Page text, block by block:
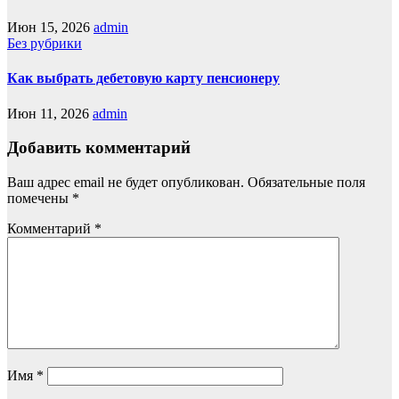
Июн 15, 2026 admin
Без рубрики
Как выбрать дебетовую карту пенсионеру
Июн 11, 2026 admin
Добавить комментарий
Ваш адрес email не будет опубликован. Обязательные поля
помечены *
Комментарий *
Имя *